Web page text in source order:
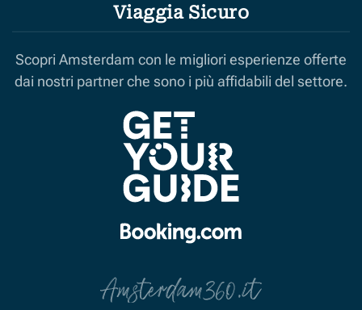
Viaggia Sicuro
Scopri Amsterdam con le migliori esperienze offerte
dai nostri partner che sono i più affidabili del settore.